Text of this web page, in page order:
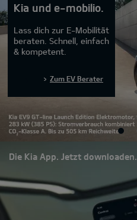
Kia und e-mobilio.
Lass dich zur E-Mobilität
beraten. Schnell, einfach
& kompetent.
Zum EV Berater
Die Kia App. Jetzt downloaden.